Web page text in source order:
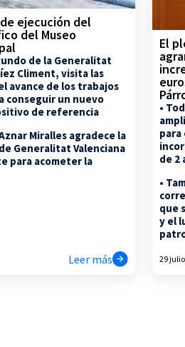
ejecución del
del Museo
de la Generalitat
Climent, visita las
avance de los trabajos
conseguir un nuevo
de referencia
Miralles agradece la
Generalitat Valenciana
para acometer la
Leer más
El
•
para
de 2
•
que
y el
29